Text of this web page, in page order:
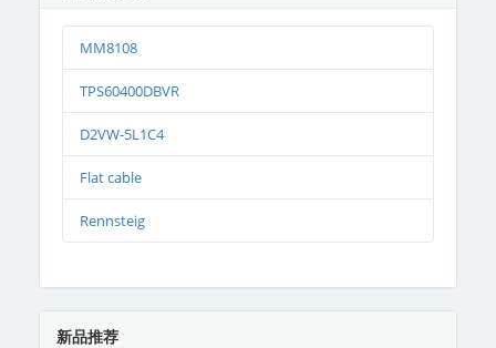
MM8108
TPS60400DBVR
D2VW-5L1C4
Flat cable
Rennsteig
新品推荐